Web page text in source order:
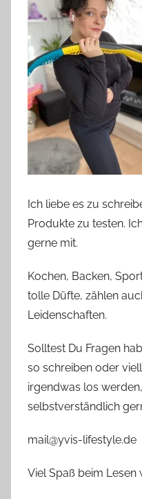
Ich liebe es zu
Produkte zu testen.
gerne mit.
Kochen, Backen,
tolle Düfte, zählen
Leidenschaften.
Solltest Du Fragen
so schreiben oder
irgendwas los
selbstverständlich
mail@yvis-lifestyle.de
Viel Spaß beim Lesen